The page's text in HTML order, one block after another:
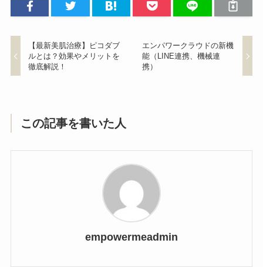
【最新美肌治療】ピコダブ
ルとは？効果やメリットを
徹底解説！
エンパワークラウドの新機
能（LINE連携、機械連
携）
この記事を書いた人
empowermeadmin